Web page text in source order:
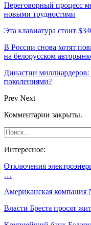
Переговорный процесс
новыми трудностями
Эта клавиатура стоит
В России снова хотят
на белорусском
Династии миллиардеров:
поколениями?
Prev Next
Комментарии закрыты.
Интересное:
Отключения
…
Американская компания
Власти Бреста просят